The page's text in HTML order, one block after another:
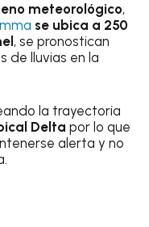
meteorológico,
se ubica a 250
, se pronostican
de lluvias en la
la trayectoria
Delta por lo que
alerta y no